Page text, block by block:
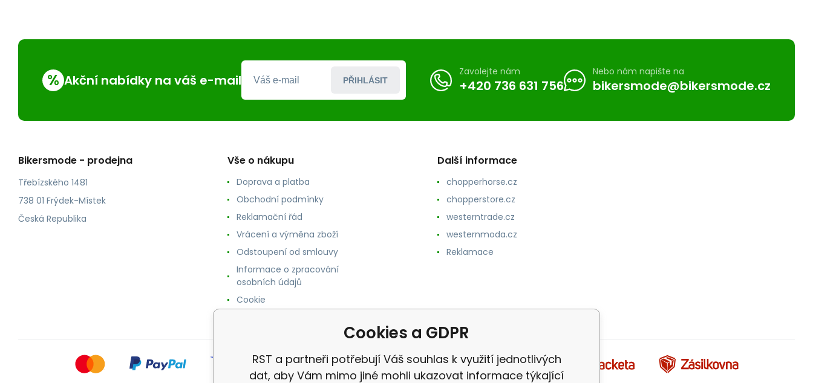
% Akční nabídky na váš e-mail PŘIHLÁSIT
Zavolejte nám
+420 736 631 756
Nebo nám napište na
bikersmode@bikersmode.cz
Bikersmode - prodejna
Třebízského 1481
738 01 Frýdek-Místek
Česká Republika
Vše o nákupu
Doprava a platba
Obchodní podmínky
Reklamační řád
Vrácení a výměna zboží
Odstoupení od smlouvy
Informace o zpracování
osobních údajů
Cookie
Další informace
chopperhorse.cz
chopperstore.cz
westerntrade.cz
westernmoda.cz
Reklamace
Cookies a GDPR
RST a partneři potřebují Váš souhlas k využití jednotlivých
dat, aby Vám mimo jiné mohli ukazovat informace týkající